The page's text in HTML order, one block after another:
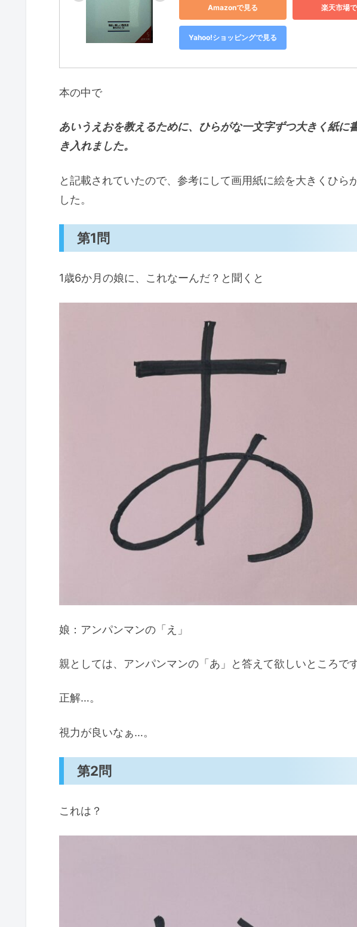
Amazonで見る 楽天市場
Yahoo!ショッピングで見る
本の中で
あいうえおを教えるために、ひらがな一文字ずつ大きく紙に
き入れました。
と記載されていたので、参考にして画用紙に絵を大きくひら
した。
第1問
1歳6か月の娘に、これなーんだ？と聞くと
娘：アンパンマンの「え」
親としては、アンパンマンの「あ」と答えて欲しいところで
正解…。
視力が良いなぁ…。
第2問
これは？